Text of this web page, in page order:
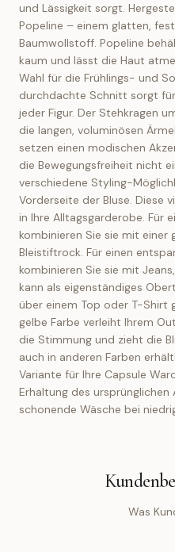
und Lässigkeit sorgt.
Popeline – einem glatten,
Baumwollstoff. Popeline
kaum und lässt die Haut
Wahl für die Frühlings- und
durchdachte Schnitt sorgt
jeder Figur. Der Stehkragen
die langen, voluminösen
setzen einen modischen
die Bewegungsfreiheit nicht
verschiedene Styling-
Vorderseite der Bluse. Diese
in Ihre Alltagsgarderobe. Für
kombinieren Sie sie mit einer
Bleistiftrock. Für einen
kombinieren Sie sie mit
kann als eigenständiges
über einem Top oder T-Shirt
gelbe Farbe verleiht Ihrem
die Stimmung und zieht die
auch in anderen Farben
Variante für Ihre Capsule
Erhaltung des ursprünglichen
schonende Wäsche bei
Was